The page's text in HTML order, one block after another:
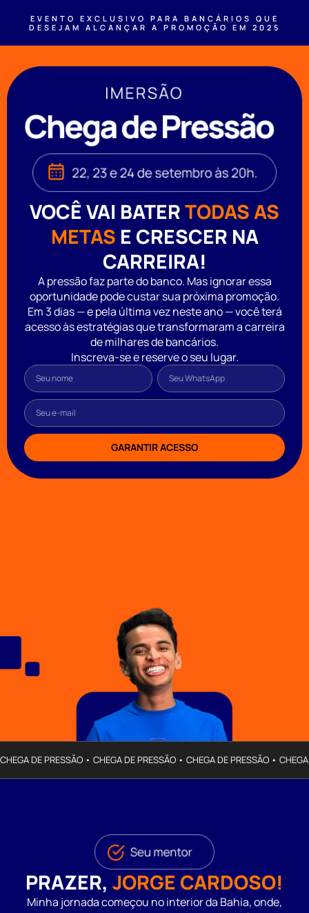
EVENTO EXCLUSIVO PARA BANCÁRIOS QUE
DESEJAM ALCANÇAR A PROMOÇÃO EM 2025
VOCÊ VAI BATERTODAS AS
METAS E CRESCER NA
CARREIRA!
A pressão faz parte do banco. Mas ignorar essa
oportunidade pode custar sua próxima promoção.
Em 3 dias — e pela última vez neste ano — você terá
acesso às estratégias que transformaram a carreira
de milhares de bancários.
Inscreva-se e reserve o seu lugar.
GARANTIR ACESSO
CHEGA DE PRESSÃO • CHEGA DE PRESSÃO • CHEGA DE PRESSÃO •
PRAZER, JORGE CARDOSO!
Minha jornada começou no interior da Bahia, onde,